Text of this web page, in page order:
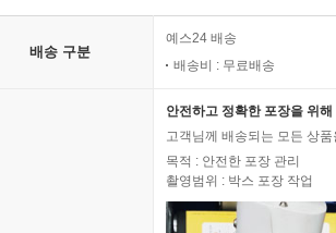
배송 구분
예스24 배송
배송비 : 무료배송
안전하고 정확한 포장을 위
고객님께 배송되는 모든 상
목적 : 안전한 포장 관리
촬영범위 : 박스 포장 작업